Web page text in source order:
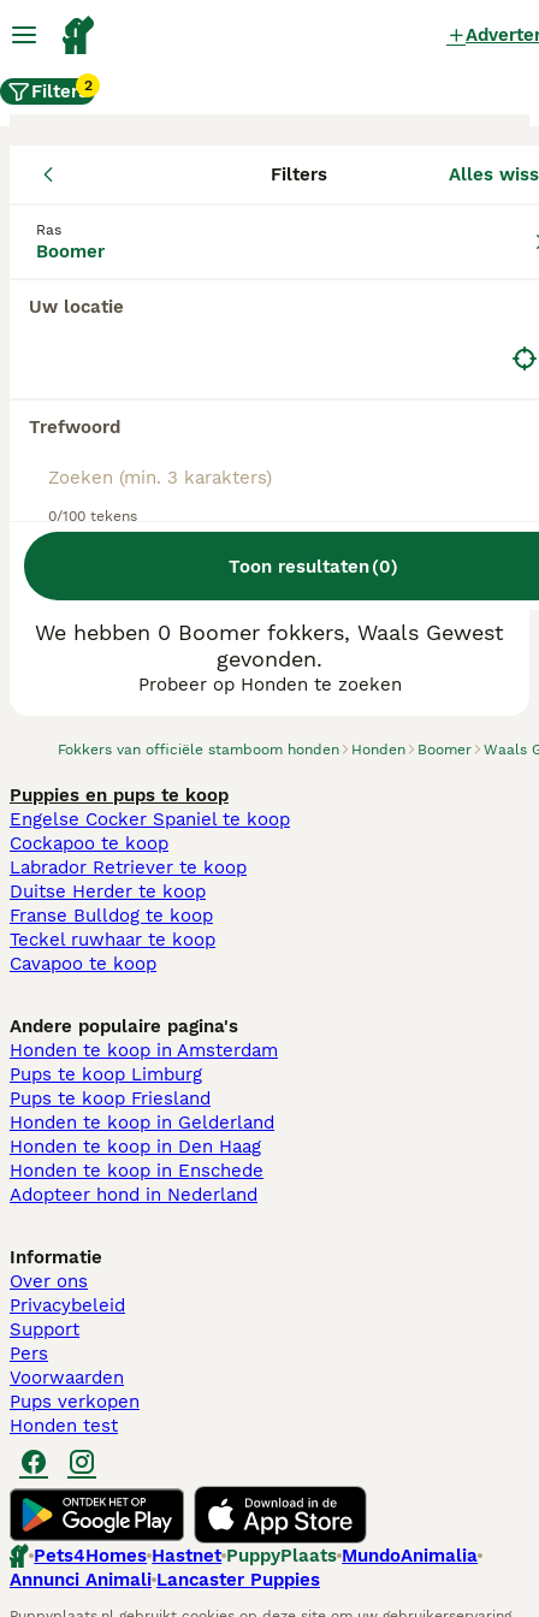
Filters2
Filters Alles
Ras
Boomer
Uw locatie
Trefwoord
0/100 tekens
Toon resultaten(0)
Fokkers van officiële stamboom honden Honden Boomer Waals
Boomer Fokkers in deze lijst hebben een kopie
bij ons aangeleverd, en fokken pups met een
We hebben 0 Boomer fokkers, Waals Gewest
gevonden.
Probeer op Honden te zoeken
Puppies en pups te koop
Engelse Cocker Spaniel te koop
Cockapoo te koop
Labrador Retriever te koop
Duitse Herder te koop
Franse Bulldog te koop
Teckel ruwhaar te koop
Cavapoo te koop
Andere populaire pagina's
Honden te koop in Amsterdam
Pups te koop Limburg​
Pups te koop Friesland​
Honden te koop in Gelderland
Honden te koop in Den Haag
Honden te koop in Enschede
Adopteer hond in Nederland
Informatie
Over ons
Privacybeleid
Support
Pers
Voorwaarden
Pups verkopen
Honden test
Pets4Homes Hastnet PuppyPlaats MundoAnimalia
Annunci Animali Lancaster Puppies